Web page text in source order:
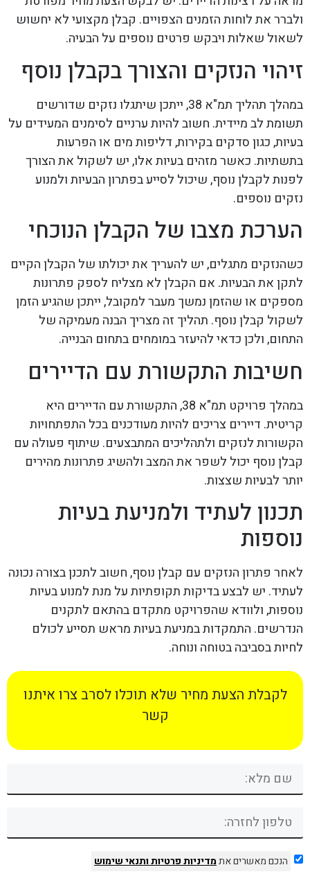
ולברר את לוחות הזמנים הצפויים. קבלן מקצועי לא יחשוש
לשאול שאלות ויבקש פרטים נוספים על הבעיה.
זיהוי הנזקים והצורך בקבלן נוסף
במהלך תהליך תמ"א 38, ייתכן שיתגלו נזקים שדורשים
תשומת לב מיידית. חשוב להיות ערניים לסימנים המעידים על
בעיות, כגון סדקים בקירות, דליפות מים או הפרעות
בתשתיות. כאשר מזהים בעיות אלו, יש לשקול את הצורך
לפנות לקבלן נוסף, שיכול לסייע בפתרון הבעיות ולמנוע
נזקים נוספים.
הערכת מצבו של הקבלן הנוכחי
כשהנזקים מתגלים, יש להעריך את יכולתו של הקבלן הקיים
לתקן את הבעיות. אם הקבלן לא מצליח לספק פתרונות
מספקים או שהזמן נמשך מעבר למקובל, ייתכן שהגיע הזמן
לשקול קבלן נוסף. תהליך זה מצריך הבנה מעמיקה של
התחום, ולכן כדאי להיעזר במומחים בתחום הבנייה.
חשיבות התקשורת עם הדיירים
במהלך פרויקט תמ"א 38, התקשורת עם הדיירים היא
קריטית. דיירים צריכים להיות מעודכנים בכל התפתחויות
הקשורות לנזקים ולתהליכים המתבצעים. שיתוף פעולה עם
קבלן נוסף יכול לשפר את המצב ולהשיג פתרונות מהירים
יותר לבעיות שצצות.
תכנון לעתיד ולמניעת בעיות
נוספות
לאחר פתרון הנזקים עם קבלן נוסף, חשוב לתכנן בצורה נכונה
לעתיד. יש לבצע בדיקות תקופתיות על מנת למנוע בעיות
נוספות, ולוודא שהפרויקט מתקדם בהתאם לתקנים
הנדרשים. התמקדות במניעת בעיות מראש תסייע לכולם
לחיות בסביבה בטוחה ונוחה.
לקבלת הצעת מחיר שלא תוכלו לסרב צרו איתנו
קשר
הנכם מאשרים אתמדיניות פרטיותותנאי שימוש